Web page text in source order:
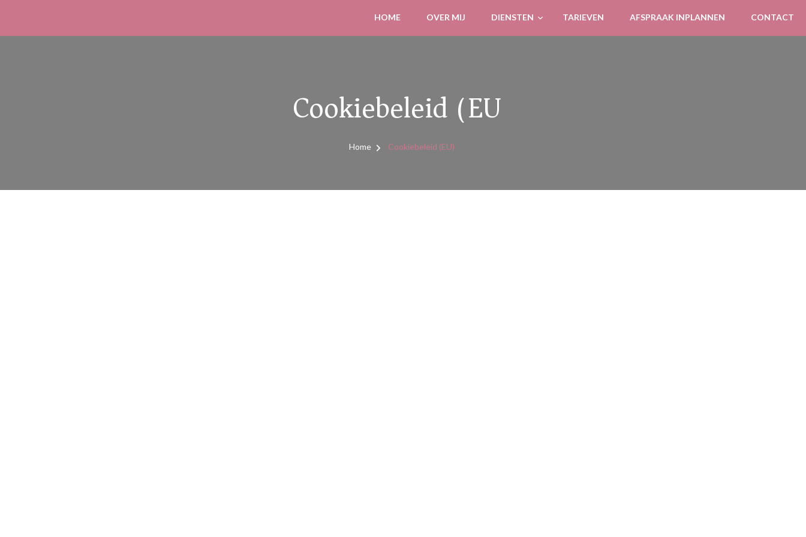
HOME OVER MIJ DIENSTEN TARIEVEN AFSPRAAK INPLANNEN CONTACT
Cookiebeleid (EU)
Home Cookiebeleid (EU)